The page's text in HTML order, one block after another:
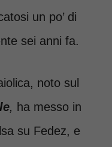
un po’ di
sei anni fa.
noto sul
, ha messo in
su Fedez, e